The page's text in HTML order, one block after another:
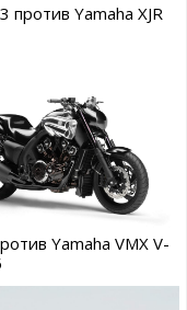
Yamaha XJR
Yamaha VMX V-